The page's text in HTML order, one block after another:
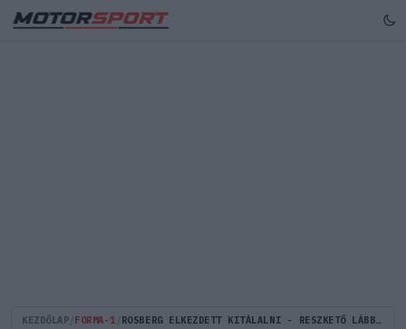
KEZDŐLAP FORMA-1 ROSBERG ELKEZDETT KITÁLALNI - RESZKETŐ LÁBBAL ELŐZTE MEG VERSTAPPENT A 2016-OS CÍMÉRT